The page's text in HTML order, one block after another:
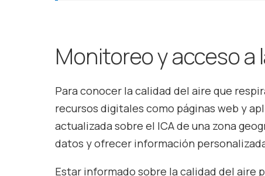
Monitoreo y acceso a
Para conocer la calidad del aire que
recursos digitales como páginas web y
actualizada sobre el ICA de una zona
datos y ofrecer información
Estar informado sobre la calidad del